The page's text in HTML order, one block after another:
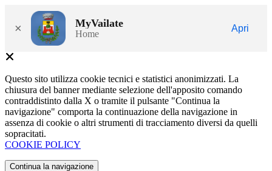
× MyVailate
Home
Apri
Questo sito utilizza cookie tecnici e statistici anonimizzati. La
chiusura del banner mediante selezione dell'apposito comando
contraddistinto dalla X o tramite il pulsante "Continua la
navigazione" comporta la continuazione della navigazione in
assenza di cookie o altri strumenti di tracciamento diversi da quelli
sopracitati.
COOKIE POLICY
Continua la navigazione